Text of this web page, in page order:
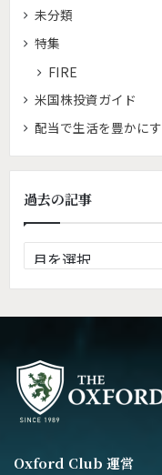
未分類
特集
FIRE
米国株投資ガイド
配当で生活を豊かに
過去の記事
去
の
Oxford Club 運営